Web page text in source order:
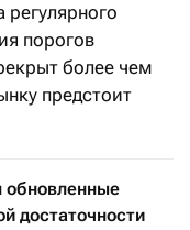
порогов
более чем
предстоит
достаточности